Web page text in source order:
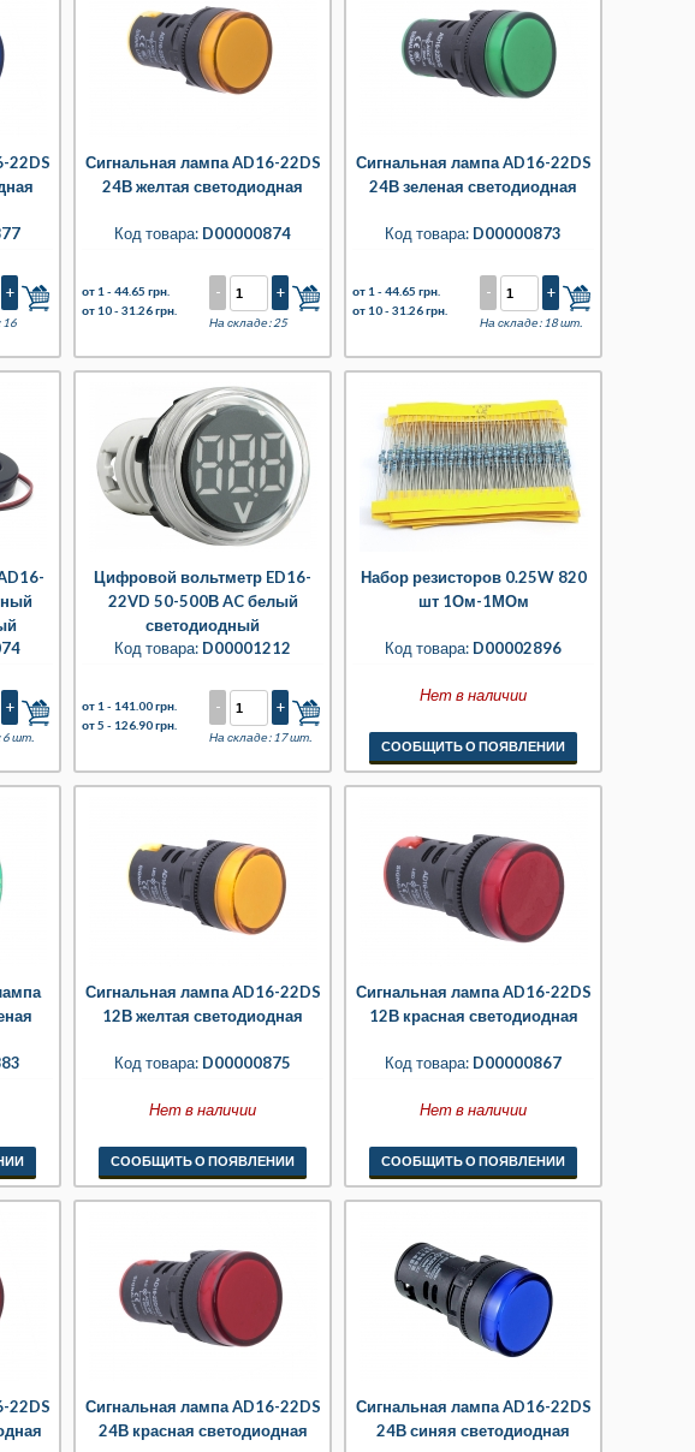
22DS
+
16
Сигнальная лампа AD16-22DS
24В желтая светодиодная
Код товара: D00000874
от 1 - 44.65 грн.
от 10 - 31.26 грн.
- +
На складе: 25
Сигнальная лампа AD16-22DS
24В зеленая светодиодная
Код товара: D00000873
от 1 - 44.65 грн.
от 10 - 31.26 грн.
- +
На складе: 18 шт.
+
6 шт.
Цифровой вольтметр ED16-
22VD 50-500В AC белый
светодиодный
Код товара: D00001212
от 1 - 141.00 грн.
от 5 - 126.90 грн.
- +
На складе: 17 шт.
Набор резисторов 0.25W 820
шт 1Ом-1МОм
Код товара: D00002896
Нет в наличии
СООБЩИТЬ О ПОЯВЛЕНИИ
Сигнальная лампа AD16-22DS
12В желтая светодиодная
Код товара: D00000875
Нет в наличии
СООБЩИТЬ О ПОЯВЛЕНИИ
Сигнальная лампа AD16-22DS
12В красная светодиодная
Код товара: D00000867
Нет в наличии
СООБЩИТЬ О ПОЯВЛЕНИИ
22DS
Сигнальная лампа AD16-22DS
24В красная светодиодная
Сигнальная лампа AD16-22DS
24В синяя светодиодная